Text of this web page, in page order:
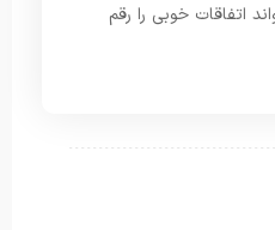
اتفاقات خوبی را رقم